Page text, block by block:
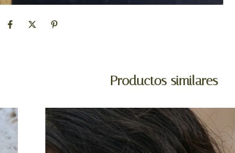
Productos similares